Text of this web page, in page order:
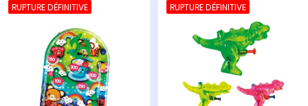
RUPTURE DÉFINITIVE RUPTURE DÉFINITIVE